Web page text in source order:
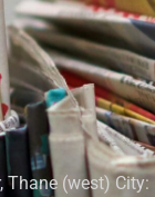
Thane (west) City: